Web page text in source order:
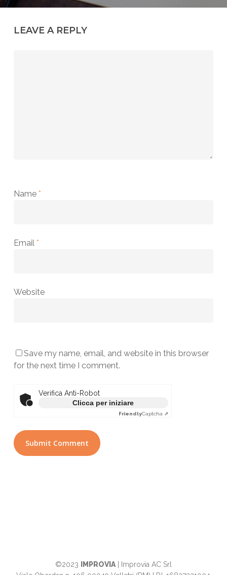
LEAVE A REPLY
Name *
Email *
Website
Save my name, email, and website in this browser
for the next time I comment.
Verifica Anti-Robot
Clicca per iniziare
FriendlyCaptcha ⇗
©2023 IMPROVIA| Improvia AC Srl